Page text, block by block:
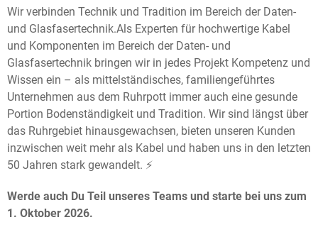
Wir verbinden Technik und Tradition im Bereich der Daten-
und Glasfasertechnik.Als Experten für hochwertige Kabel
und Komponenten im Bereich der Daten- und
Glasfasertechnik bringen wir in jedes Projekt Kompetenz und
Wissen ein – als mittelständisches, familiengeführtes
Unternehmen aus dem Ruhrpott immer auch eine gesunde
Portion Bodenständigkeit und Tradition. Wir sind längst über
das Ruhrgebiet hinausgewachsen, bieten unseren Kunden
inzwischen weit mehr als Kabel und haben uns in den letzten
50 Jahren stark gewandelt. ⚡️
Werde auch Du Teil unseres Teams und starte bei uns zum
1. Oktober 2026.